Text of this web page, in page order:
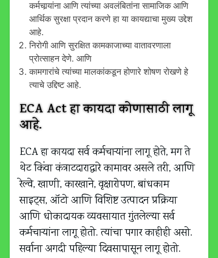
कर्मचार्‍यांना आणि त्यांच्या अवलंबितांना सामाजिक आणि
आर्थिक सुरक्षा प्रदान करणे हा या कायद्याचा मुख्य उद्देश
आहे.
निरोगी आणि सुरक्षित कामकाजाच्या वातावरणाला
प्रोत्साहन देणे. आणि
कामगारांचे त्यांच्या मालकांकडून होणारे शोषण रोखणे हे
त्याचे उद्दिष्ट आहे.
ECA Act हा कायदा कोणासाठी लागू
आहे.
ECA हा कायदा सर्व कर्मचार्‍यांना लागू होते, मग ते
थेट किंवा कंत्राटदाराद्वारे कामावर असले तरी, आणि
रेल्वे, खाणी, कारखाने, वृक्षारोपण, बांधकाम
साइट्स, ऑटो आणि विशिष्ट उत्पादन प्रक्रिया
आणि धोकादायक व्यवसायात गुंतलेल्या सर्व
कर्मचाऱ्यांना लागू होतो. त्यांचा पगार काहीही असो.
सर्वाना अगदी पहिल्या दिवसापासून लागू होतो.